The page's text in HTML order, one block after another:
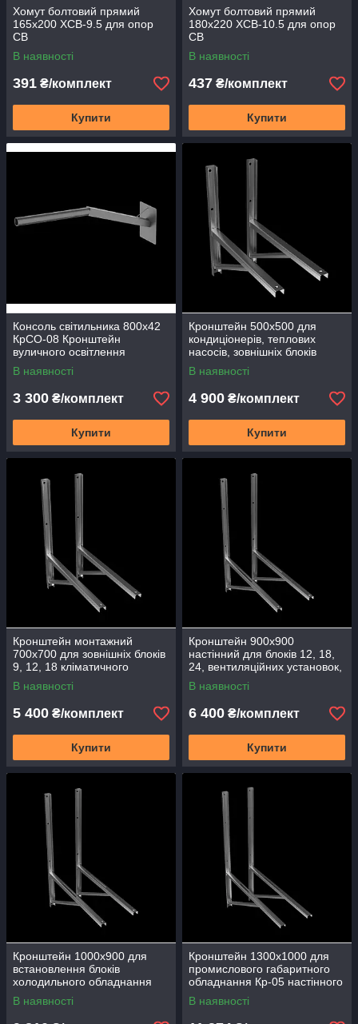
Хомут болтовий прямий
165х200 ХСВ-9.5 для опор
СВ
В наявності
391 ₴/комплект
Купити
Хомут болтовий прямий
180х220 ХСВ-10.5 для опор
СВ
В наявності
437 ₴/комплект
Купити
Консоль світильника 800х42
КрСО-08 Кронштейн
вуличного освітлення
В наявності
3 300 ₴/комплект
Купити
Кронштейн 500х500 для
кондиціонерів, теплових
насосів, зовнішніх блоків
обладнання 7, 9, 12 Кр-01
пара
В наявності
4 900 ₴/комплект
Купити
Кронштейн монтажний
700х700 для зовнішніх блоків
9, 12, 18 кліматичного
обладнання, систем VRV
Кр-02 настінний
В наявності
5 400 ₴/комплект
Купити
Кронштейн 900х900
настінний для блоків 12, 18,
24, вентиляційних установок,
кондиціонерів Кр-03
металевий
В наявності
6 400 ₴/комплект
Купити
Кронштейн 1000х900 для
встановлення блоків
холодильного обладнання
Блок 18, 24, 48 Кліматичного
устаткування Кр-04
В наявності
Кронштейн 1300х1000 для
промислового габаритного
обладнання Кр-05 настінного
монтажу
В наявності